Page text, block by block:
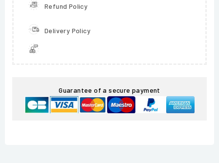
Refund Policy
Delivery Policy
Guarantee of a secure payment